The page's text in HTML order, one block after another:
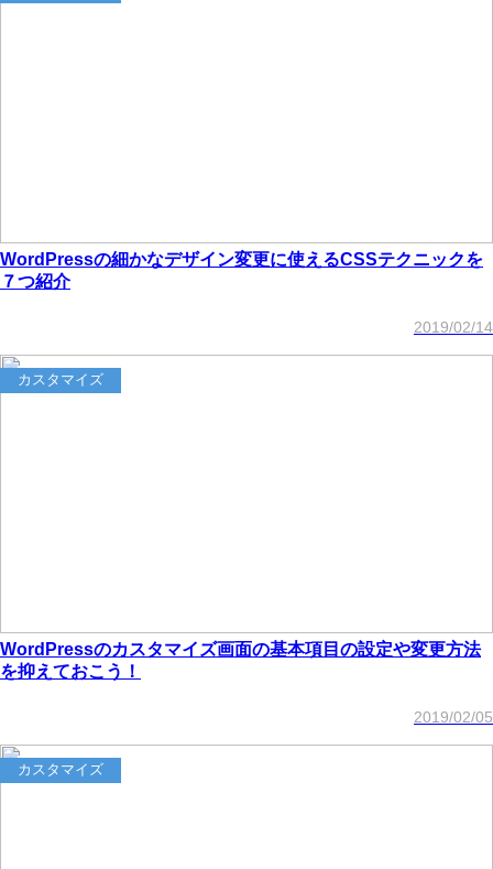
WordPressの細かなデザイン変更に使えるCSSテクニックを
７つ紹介
2019/02/14
カスタマイズ
WordPressのカスタマイズ画面の基本項目の設定や変更方法
を抑えておこう！
2019/02/05
カスタマイズ